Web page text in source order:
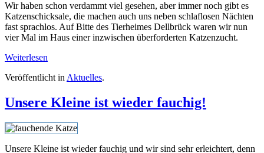
Wir haben schon verdammt viel gesehen, aber immer noch gibt es
Katzenschicksale, die machen auch uns neben schlaflosen Nächten
fast sprachlos. Auf Bitte des Tierheimes Dellbrück waren wir nun
vier Mal im Haus einer inzwischen überforderten Katzenzucht.
Weiterlesen
Veröffentlicht in Aktuelles.
Unsere Kleine ist wieder fauchig!
Unsere Kleine ist wieder fauchig und wir sind sehr erleichtert, denn